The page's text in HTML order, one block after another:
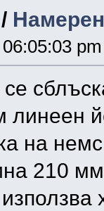
/
се
линеен
на
210